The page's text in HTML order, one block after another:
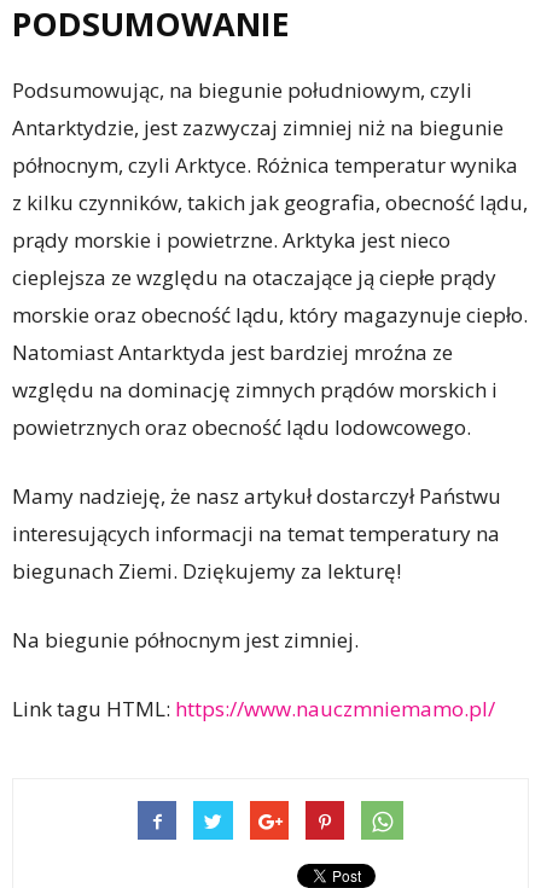
PODSUMOWANIE
Podsumowując, na biegunie południowym, czyli
Antarktydzie, jest zazwyczaj zimniej niż na biegunie
północnym, czyli Arktyce. Różnica temperatur wynika
z kilku czynników, takich jak geografia, obecność lądu,
prądy morskie i powietrzne. Arktyka jest nieco
cieplejsza ze względu na otaczające ją ciepłe prądy
morskie oraz obecność lądu, który magazynuje ciepło.
Natomiast Antarktyda jest bardziej mroźna ze
względu na dominację zimnych prądów morskich i
powietrznych oraz obecność lądu lodowcowego.
Mamy nadzieję, że nasz artykuł dostarczył Państwu
interesujących informacji na temat temperatury na
biegunach Ziemi. Dziękujemy za lekturę!
Na biegunie północnym jest zimniej.
Link tagu HTML: https://www.nauczmniemamo.pl/